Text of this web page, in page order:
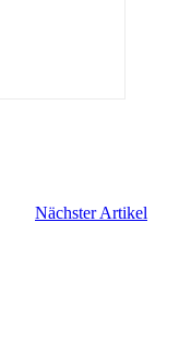
Nächster Artikel